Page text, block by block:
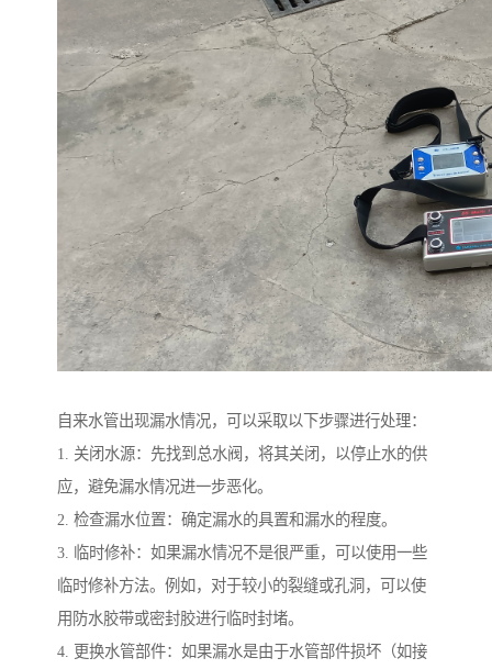
自来水管出现漏水情况，可以采取以下步骤进行处理：
1. 关闭水源：先找到总水阀，将其关闭，以停止水的供
应，避免漏水情况进一步恶化。
2. 检查漏水位置：确定漏水的具置和漏水的程度。
3. 临时修补：如果漏水情况不是很严重，可以使用一些
临时修补方法。例如，对于较小的裂缝或孔洞，可以使
用防水胶带或密封胶进行临时封堵。
4. 更换水管部件：如果漏水是由于水管部件损坏（如接